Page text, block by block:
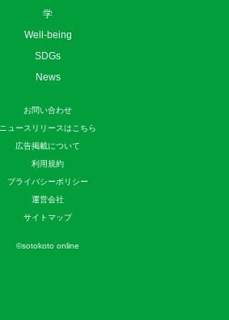
学
Well-being
SDGs
News
お問い合わせ
ニュースリリースはこちら
広告掲載について
利用規約
プライバシーポリシー
運営会社
サイトマップ
©sotokoto online